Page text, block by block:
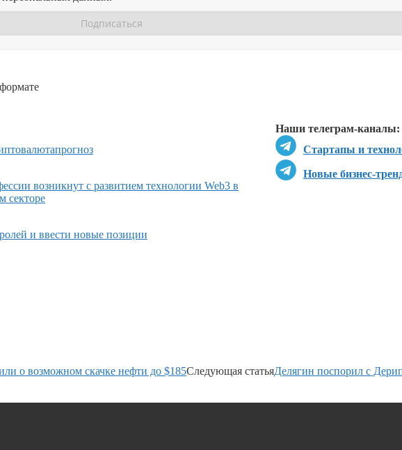
Наши телеграм-каналы:
Стартапы и
Новые бизнес-
прогноз
возникнут с развитием технологии Web3 в
секторе
и ввести новые позиции
о возможном скачке нефти до $185Следующая статьяДелягин поспорил с